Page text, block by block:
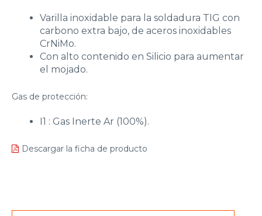
Varilla inoxidable para la soldadura TIG con
carbono extra bajo, de aceros inoxidables
CrNiMo.
Con alto contenido en Silicio para aumentar
el mojado.
Gas de protección:
I1 : Gas Inerte Ar (100%).
Descargar la ficha de producto